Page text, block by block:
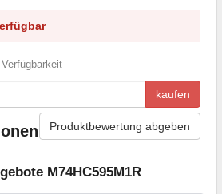
kaufen
Produktbewertung abgeben
M74HC595M1R